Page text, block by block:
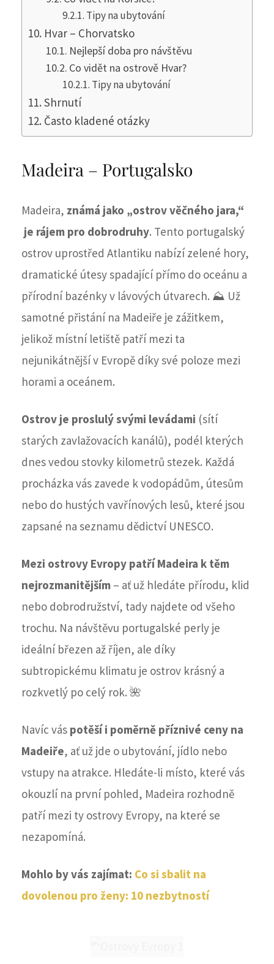
Tipy na ubytování
Hvar – Chorvatsko
Nejlepší doba pro návštěvu
Co vidět na ostrově Hvar?
Tipy na ubytování
Shrnutí
Často kladené otázky
Madeira – Portugalsko
Madeira, známá jako „ostrov věčného jara,“
je rájem pro dobrodruhy. Tento portugalský
ostrov uprostřed Atlantiku nabízí zelené hory,
dramatické útesy spadající přímo do oceánu a
přírodní bazénky v lávových útvarech. ⛰️ Už
samotné přistání na Madeiře je zážitkem,
jelikož místní letiště patří mezi ta
nejunikátnější v Evropě díky své poloze mezi
horami a oceánem.
Ostrov je proslulý svými levádami (sítí
starých zavlažovacích kanálů), podél kterých
dnes vedou stovky kilometrů stezek. Každá
procházka vás zavede k vodopádům, útesům
nebo do hustých vavřínových lesů, které jsou
zapsané na seznamu dědictví UNESCO.
Mezi ostrovy Evropy patří Madeira k těm
nejrozmanitějším – ať už hledáte přírodu, klid
nebo dobrodružství, tady najdete od všeho
trochu. Na návštěvu portugalské perly je
ideální březen až říjen, ale díky
subtropickému klimatu je ostrov krásný a
rozkvetlý po celý rok. 🌺
Navíc vás potěší i poměrně příznivé ceny na
Madeiře, ať už jde o ubytování, jídlo nebo
vstupy na atrakce. Hledáte-li místo, které vás
okouzlí na první pohled, Madeira rozhodně
patří mezi ty ostrovy Evropy, na které se
nezapomíná.
Mohlo by vás zajímat: Co si sbalit na
dovolenou pro ženy: 10 nezbytností